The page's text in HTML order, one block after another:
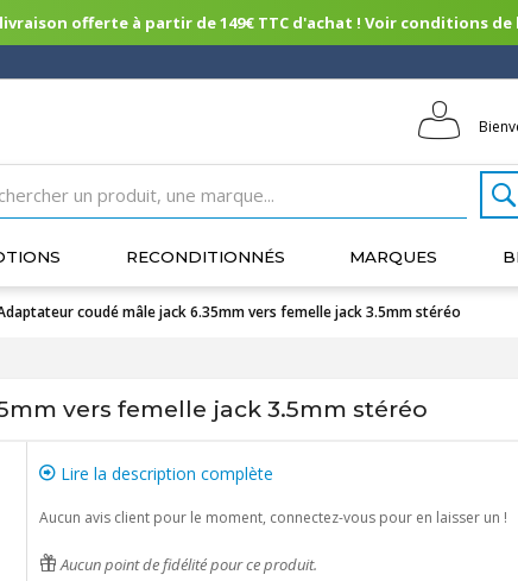
offerte à partir de 149€ TTC d'achat ! Voir conditions de
RECONDITIONNÉS MARQUES
coudé mâle jack 6.35mm vers femelle jack 3.5mm stéréo
vers femelle jack 3.5mm stéréo
Lire la description complète
Aucun avis client pour le moment, connectez-vous pour en laisser un !
Aucun point de fidélité pour ce produit.